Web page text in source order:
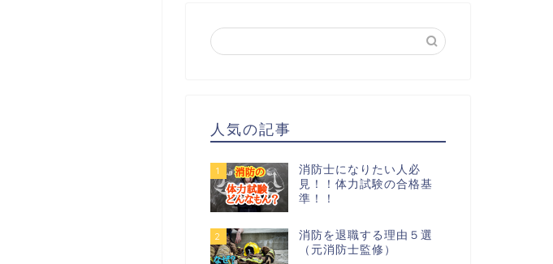
人気の記事
1
消防士になりたい人必
見！！体力試験の合格基
準！！
2
消防を退職する理由５選
（元消防士監修）